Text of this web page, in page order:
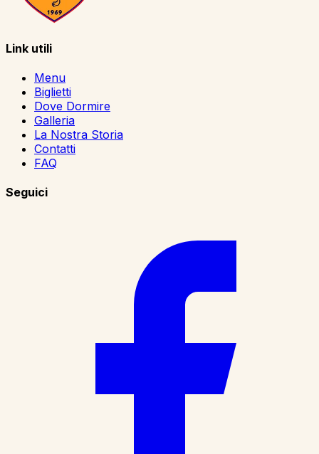
Link utili
Menu
Biglietti
Dove Dormire
Galleria
La Nostra Storia
Contatti
FAQ
Seguici